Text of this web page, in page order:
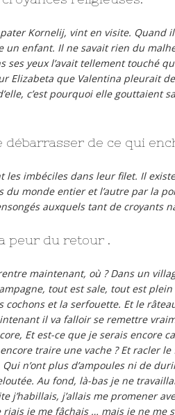
Kornelij, vint en visite. Quand
un enfant. Il ne savait rien du
ses yeux l’avait tellement touché
Elizabeta que Valentina pleurait
c’est pourquoi elle gouttaient
débarrasser de ce qui
les imbéciles dans leur filet. Il
du monde entier et l’autre par la
auxquels tant de croyants
peur du retour .
maintenant, où ? Dans un
tout est sale, tout est
cochons et la serfouette. Et le
il va falloir se remettre
Et est-ce que je serais encore
traire une vache ? Et racler le
n’ont plus d’ampoules ni de
Au fond, là-bas je ne
j’habillais, j’allais me promener
je me fâchais … mais je ne me